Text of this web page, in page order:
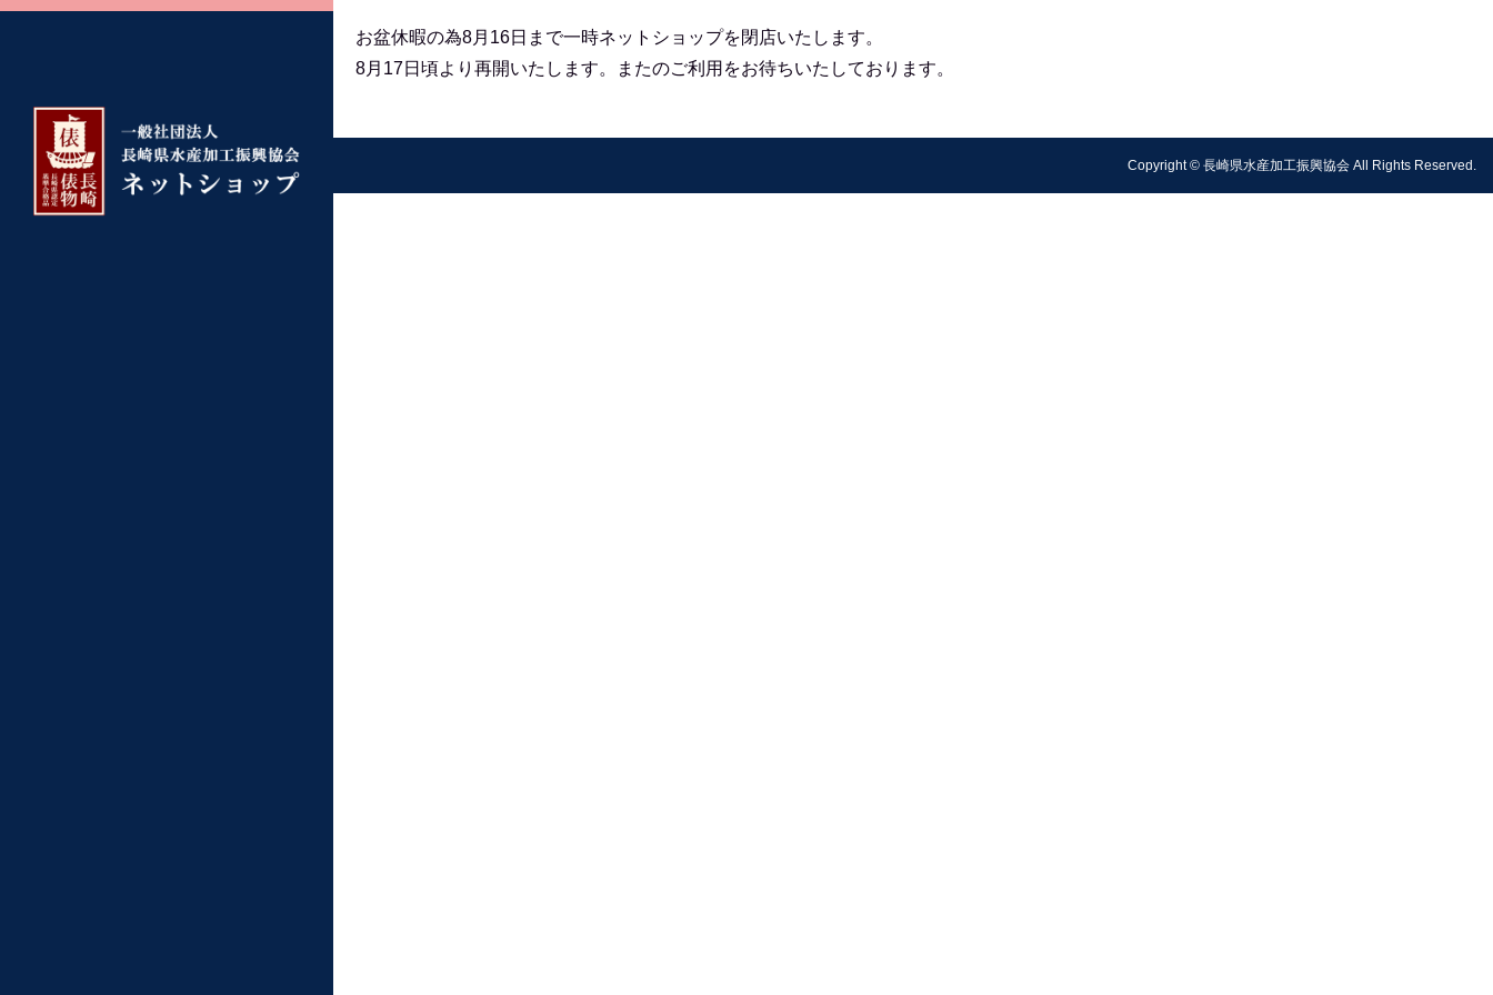
お盆休暇の為8月16日まで一時ネットショップを閉店いたします。
8月17日頃より再開いたします。
またのご利用をお待ちいたしております。
Copyright © 長崎県水産加工振興協会 All Rights Reserved.